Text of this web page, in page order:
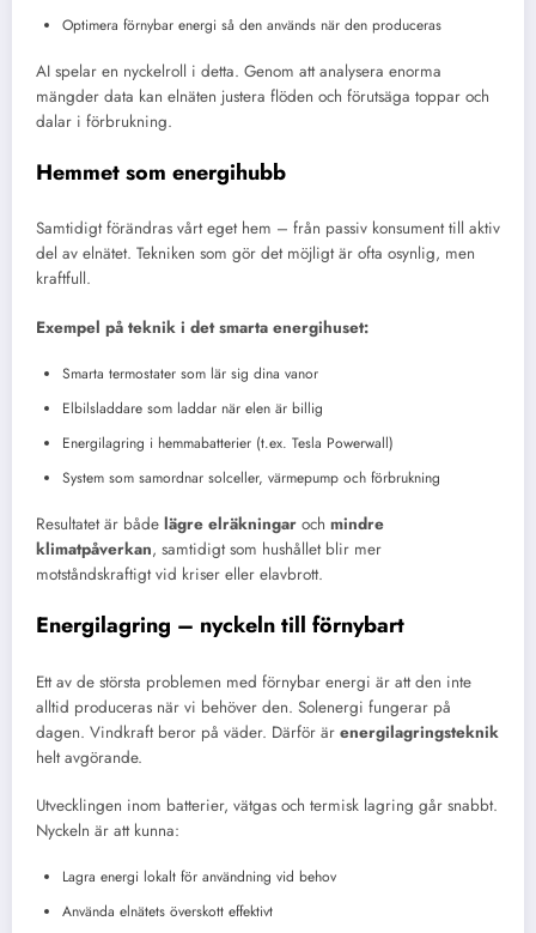
Optimera förnybar energi så den används när den produceras
AI spelar en nyckelroll i detta. Genom att analysera enorma
mängder data kan elnäten justera flöden och förutsäga toppar och
dalar i förbrukning.
Hemmet som energihubb
Samtidigt förändras vårt eget hem – från passiv konsument till aktiv
del av elnätet. Tekniken som gör det möjligt är ofta osynlig, men
kraftfull.
Exempel på teknik i det smarta energihuset:
Smarta termostater som lär sig dina vanor
Elbilsladdare som laddar när elen är billig
Energilagring i hemmabatterier (t.ex. Tesla Powerwall)
System som samordnar solceller, värmepump och förbrukning
Resultatet är både lägre elräkningar och mindre
klimatpåverkan, samtidigt som hushållet blir mer
motståndskraftigt vid kriser eller elavbrott.
Energilagring – nyckeln till förnybart
Ett av de största problemen med förnybar energi är att den inte
alltid produceras när vi behöver den. Solenergi fungerar på
dagen. Vindkraft beror på väder. Därför är energilagringsteknik
helt avgörande.
Utvecklingen inom batterier, vätgas och termisk lagring går snabbt.
Nyckeln är att kunna:
Lagra energi lokalt för användning vid behov
Använda elnätets överskott effektivt